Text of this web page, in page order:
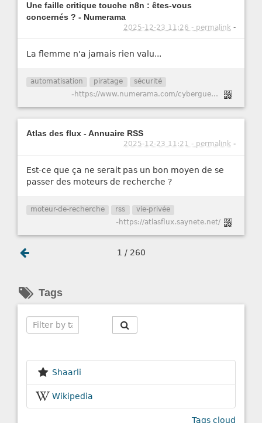
Une faille critique touche n8n : êtes-vous
concernés ? - Numerama
2025-12-23 11:26 - permalink -
La flemme n'a jamais rien valu...
automatisation piratage sécurité
- https://www.numerama.com/cyberguerre/2147741-une-faille-critique-touche-n8n-etes-vous-concernes.html
Atlas des flux - Annuaire RSS
2025-12-23 11:21 - permalink -
Est-ce que ça ne serait pas un bon moyen de se
passer des moteurs de recherche ?
moteur-de-recherche rss vie-privée
-https://atlasflux.saynete.net/
1 / 260
Tags
Shaarli
Wikipedia
Tags cloud